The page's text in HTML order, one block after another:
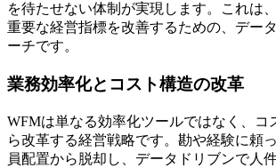
を待たせない体制が実現します。これは
重要な経営指標を改善するための、デー
ーチです。
業務効率化とコスト構造の改革
WFMは単なる効率化ツールではなく、コ
ら改革する経営戦略です。勘や経験に頼
員配置から脱却し、 データドリブンで人